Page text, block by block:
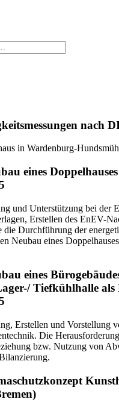
nach
in Wardenburg-
eines
und Unterstützung bei der
Erstellen des EnEV-
die Durchführung der
Neubau eines
eines
Tiefkühlhalle
Erstellen und Vorstellung
Die
bzw. Nutzung von